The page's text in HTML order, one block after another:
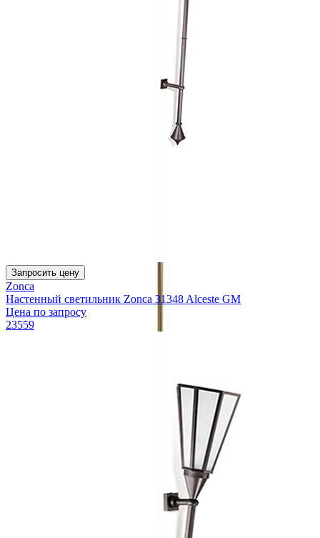
Запросить цену
Zonca
Настенный светильник Zonca 31348 Alceste GM
Цена по запросу
23559